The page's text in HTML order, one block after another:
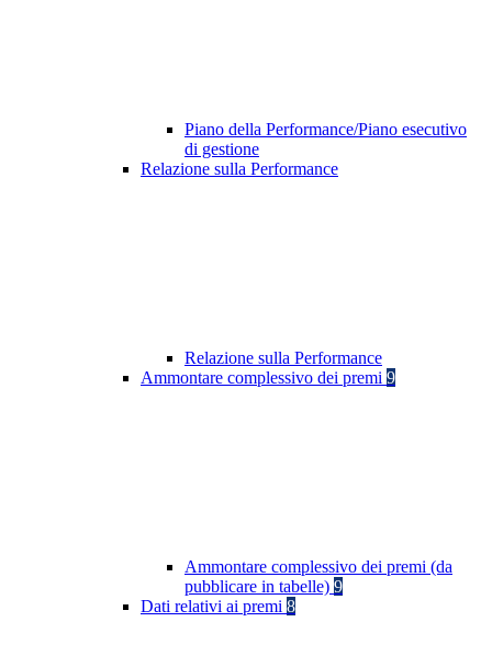
Piano della Performance/Piano esecutivo
di gestione
Relazione sulla Performance
Relazione sulla Performance
Ammontare complessivo dei premi 9
Ammontare complessivo dei premi (da
pubblicare in tabelle) 9
Dati relativi ai premi 8